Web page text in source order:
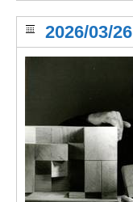
2026/03/26